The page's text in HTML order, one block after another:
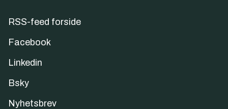
RSS-feed forside
Facebook
Linkedin
Bsky
Nyhetsbrev